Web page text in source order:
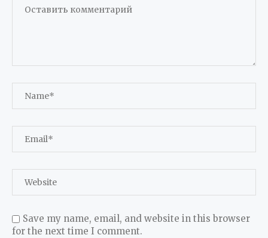
Save my name, email, and website in this browser
for the next time I comment.